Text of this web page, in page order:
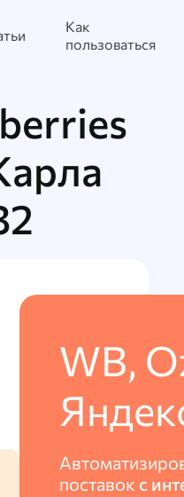
Как
пользоваться
WB,
поставок с